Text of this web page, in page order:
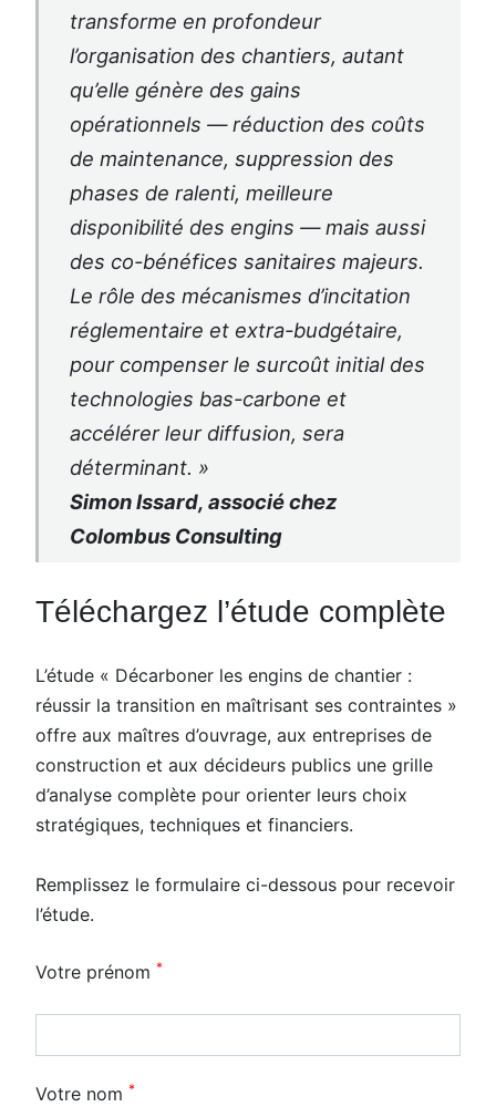
transforme en profondeur
l’organisation des chantiers, autant
qu’elle génère des gains
opérationnels — réduction des coûts
de maintenance, suppression des
phases de ralenti, meilleure
disponibilité des engins — mais aussi
des co-bénéfices sanitaires majeurs.
Le rôle des mécanismes d’incitation
réglementaire et extra-budgétaire,
pour compenser le surcoût initial des
technologies bas-carbone et
accélérer leur diffusion, sera
déterminant. »
Simon Issard, associé chez
Colombus Consulting
Téléchargez l’étude complète
L’étude « Décarboner les engins de chantier :
réussir la transition en maîtrisant ses contraintes »
offre aux maîtres d’ouvrage, aux entreprises de
construction et aux décideurs publics une grille
d’analyse complète pour orienter leurs choix
stratégiques, techniques et financiers.
Remplissez le formulaire ci-dessous pour recevoir
l’étude.
Votre prénom *
Votre nom *